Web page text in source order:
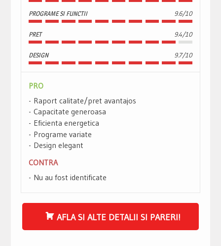
PROGRAME SI FUNCTII 9.6/10
PRET 9.4/10
DESIGN 9.7/10
PRO
Raport calitate/pret avantajos
Capacitate generoasa
Eficienta energetica
Programe variate
Design elegant
CONTRA
Nu au fost identificate
AFLA SI ALTE DETALII SI PARERI!